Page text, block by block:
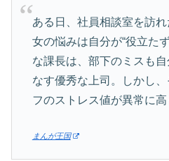
ある日、社員相談室を訪
女の悩みは自分が“役立た
な課長は、部下のミスも
なす優秀な上司。しかし
フのストレス値が異常に
まんが王国